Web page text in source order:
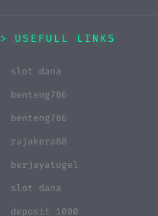
USEFULL LINKS
slot dana
benteng786
benteng786
rajakera88
berjayatogel
slot dana
deposit 1000